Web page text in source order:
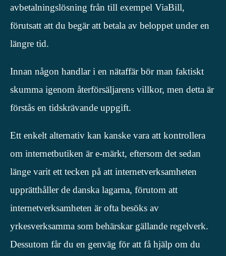
avbetalningslösning från till exempel ViaBill,
förutsatt att du begär att betala av beloppet under en
längre tid.
Innan någon handlar i en nätaffär bör man faktiskt
skumma igenom återförsäljarens villkor, men detta är
förstås en tidskrävande uppgift.
Ett enkelt alternativ kan kanske vara att kontrollera
om internetbutiken är e-märkt, eftersom det sedan
länge varit ett tecken på att internetverksamheten
upprätthåller de danska lagarna, förutom att
internetverksamheten är ofta besöks av
yrkesverksamma som behärskar gällande regelverk.
Dessutom får du en genväg för att få hjälp om du